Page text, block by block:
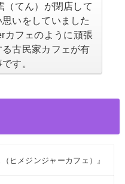
（てん）が閉店して
いをしていました
カフェのように頑張
古民家カフェが有
す 。
ヒメジンジャーカフェ） 』